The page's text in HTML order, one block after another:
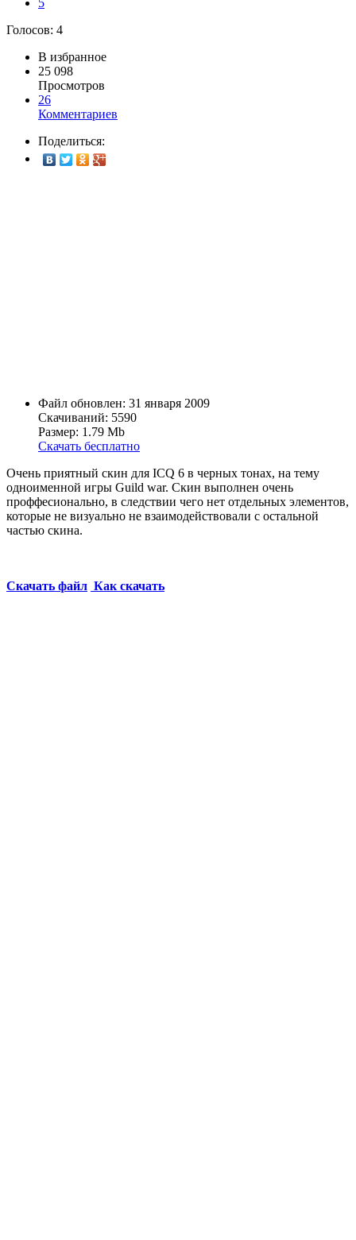
5
Голосов: 4
В избранное
25 098
Просмотров
26
Комментариев
Поделиться:
Файл обновлен: 31 января 2009
Скачиваний: 5590
Размер: 1.79 Mb
Скачать бесплатно
Очень приятный скин для ICQ 6 в черных тонах, на тему
одноименной игры Guild war. Скин выполнен очень
проффесионально, в следствии чего нет отдельных элементов,
которые не визуально не взаимодействовали с остальной
частью скина.
Скачать файл Как скачать